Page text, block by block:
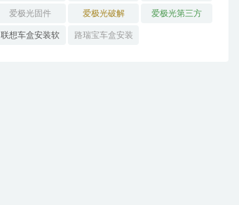
解 家
爱极光固件 爱极光破解 爱极光第三方
联想车盒安装软 路瑞宝车盒安装